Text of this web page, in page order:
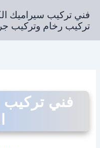
المحتوى
تركيب رخام وتركيب
فني تركيب